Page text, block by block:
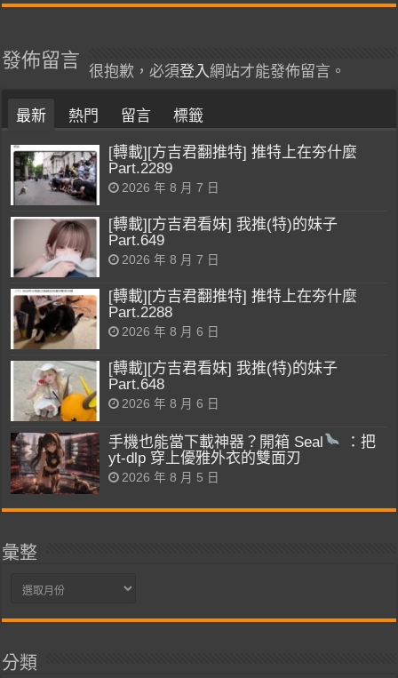
發佈留言
很抱歉，必須登入 網站才能發佈留言。
最新 熱門 留言 標籤
[轉載][方吉君翻推特] 推特上在夯什麼
Part.2289
2026 年 8 月 7 日
[轉載][方吉君看妹] 我推(特)的妹子
Part.649
2026 年 8 月 7 日
[轉載][方吉君翻推特] 推特上在夯什麼
Part.2288
2026 年 8 月 6 日
[轉載][方吉君看妹] 我推(特)的妹子
Part.648
2026 年 8 月 6 日
手機也能當下載神器？開箱 Seal
：把
yt-dlp 穿上優雅外衣的雙面刃
2026 年 8 月 5 日
彙整
彙
分類